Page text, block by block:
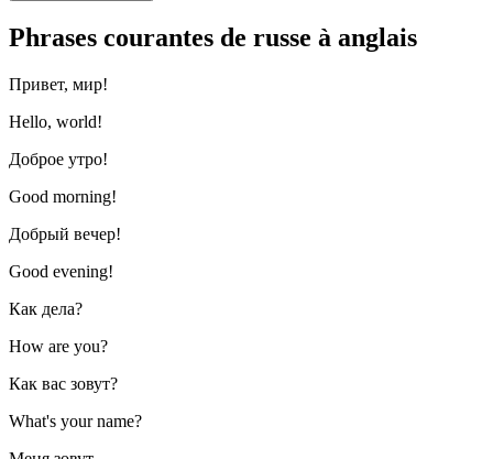
Phrases courantes de russe à anglais
Привет, мир!
Hello, world!
Доброе утро!
Good morning!
Добрый вечер!
Good evening!
Как дела?
How are you?
Как вас зовут?
What's your name?